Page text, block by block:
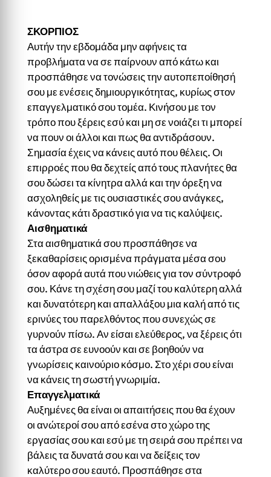
ΣΚΟΡΠΙΟΣ
Αυτήν την εβδομάδα μην αφήνεις τα
προβλήματα να σε παίρνουν από κάτω και
προσπάθησε να τονώσεις την αυτοπεποίθησή
σου με ενέσεις δημιουργικότητας, κυρίως στον
επαγγελματικό σου τομέα. Κινήσου με τον
τρόπο που ξέρεις εσύ και μη σε νοιάζει τι μπορεί
να πουν οι άλλοι και πως θα αντιδράσουν.
Σημασία έχεις να κάνεις αυτό που θέλεις. Οι
επιρροές που θα δεχτείς από τους πλανήτες θα
σου δώσει τα κίνητρα αλλά και την όρεξη να
ασχοληθείς με τις ουσιαστικές σου ανάγκες,
κάνοντας κάτι δραστικό για να τις καλύψεις.
Αισθηματικά
Στα αισθηματικά σου προσπάθησε να
ξεκαθαρίσεις ορισμένα πράγματα μέσα σου
όσον αφορά αυτά που νιώθεις για τον σύντροφό
σου. Κάνε τη σχέση σου μαζί του καλύτερη αλλά
και δυνατότερη και απαλλάξου μια καλή από τις
ερινύες του παρελθόντος που συνεχώς σε
γυρνούν πίσω. Αν είσαι ελεύθερος, να ξέρεις ότι
τα άστρα σε ευνοούν και σε βοηθούν να
γνωρίσεις καινούριο κόσμο. Στο χέρι σου είναι
να κάνεις τη σωστή γνωριμία.
Επαγγελματικά
Αυξημένες θα είναι οι απαιτήσεις που θα έχουν
οι ανώτεροί σου από εσένα στο χώρο της
εργασίας σου και εσύ με τη σειρά σου πρέπει να
βάλεις τα δυνατά σου και να δείξεις τον
καλύτερο σου εαυτό. Προσπάθησε στα